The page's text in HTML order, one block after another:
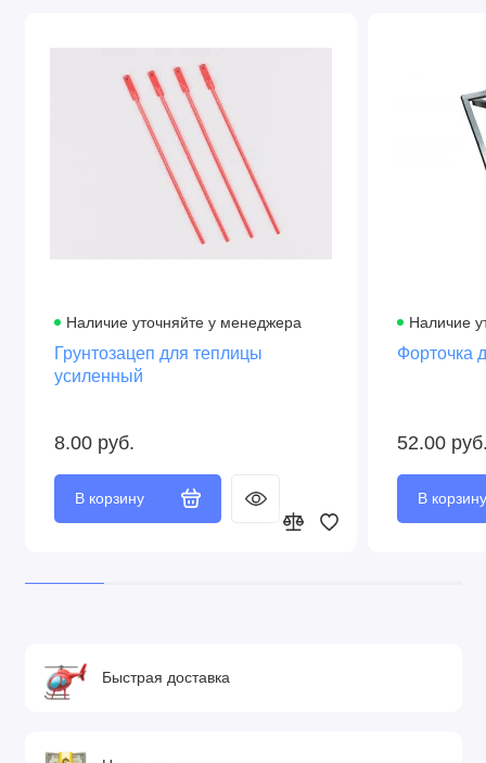
Наличие уточняйте у менеджера
Грунтозацеп для теплицы
усиленный
8.00 руб.
В корзину
Наличие
Форточка
52.00
В корзину
Быстрая доставка